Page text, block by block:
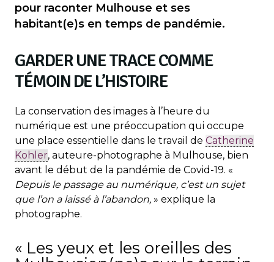
pour raconter Mulhouse et ses
habitant(e)s en temps de pandémie.
GARDER UNE TRACE COMME
TÉMOIN DE L’HISTOIRE
La conservation des images à l’heure du
numérique est une préoccupation qui occupe
une place essentielle dans le travail de Catherine
Kohler, auteure-photographe à Mulhouse, bien
avant le début de la pandémie de Covid-19. «
Depuis le passage au numérique, c’est un sujet
que l’on a laissé à l’abandon, » explique la
photographe.
« Les yeux et les oreilles des